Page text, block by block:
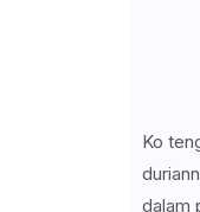
Ko
dalam